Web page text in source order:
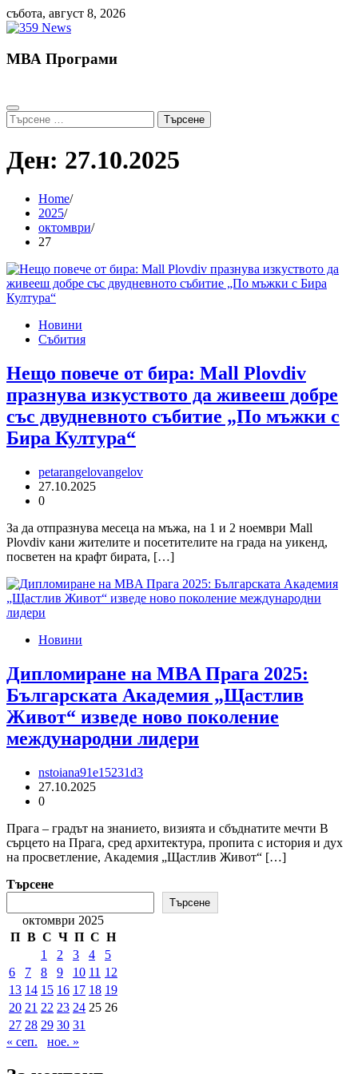
Skip
to
събота, август 8, 2026
МВА Програми
Търсене
за:
Ден: 27.10.2025
Home
2025
октомври
27
Новини
Събития
Нещо повече от бира: Mall Plovdiv
празнува изкуството да живееш добре
със двудневното събитие „По мъжки с
Бира Култура“
petarangelovangelov
27.10.2025
0
За да отпразнува месеца на мъжа, на 1 и 2 ноември Mall
Plovdiv кани жителите и посетителите на града на уикенд,
посветен на крафт бирата, […]
Новини
Дипломиране на MBA Прага 2025:
Българската Академия „Щастлив
Живот“ изведе ново поколение
международни лидери
nstoiana91e15231d3
27.10.2025
0
Прага – градът на знанието, визията и сбъднатите мечти В
сърцето на Прага, сред архитектура, пропита с история и дух
на просветление, Академия „Щастлив Живот“ […]
Търсене
Търсене
октомври 2025
П В С Ч П С Н
1
2 3 4
5
6
7 8 9 10 11 12
13 14 15 16 17 18 19
20 21 22 23 24 25 26
27 28 29 30 31
« сеп.
ное. »